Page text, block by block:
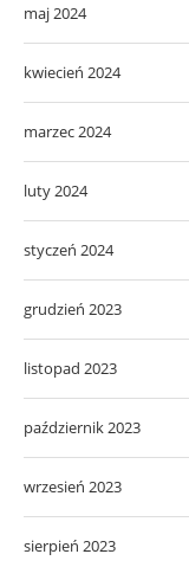
maj 2024
kwiecień 2024
marzec 2024
luty 2024
styczeń 2024
grudzień 2023
listopad 2023
październik 2023
wrzesień 2023
sierpień 2023